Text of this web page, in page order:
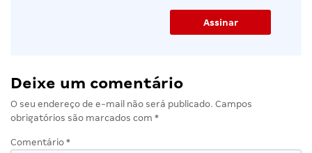
Deixe um comentário
O seu endereço de e-mail não será publicado. Campos
obrigatórios são marcados com *
Comentário *